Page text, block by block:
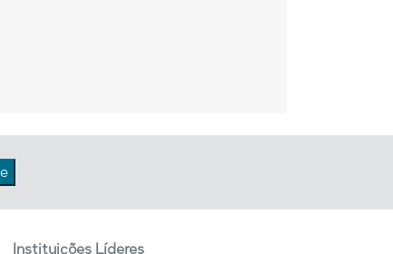
Instituições Líderes